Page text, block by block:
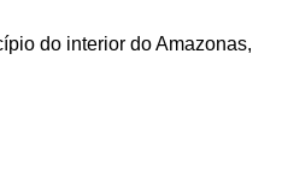
do interior do Amazonas,